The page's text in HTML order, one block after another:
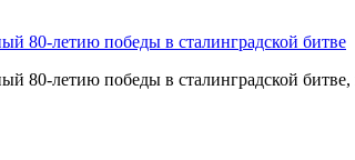
80-летию победы в сталинградской битве
летию победы в сталинградской битве,